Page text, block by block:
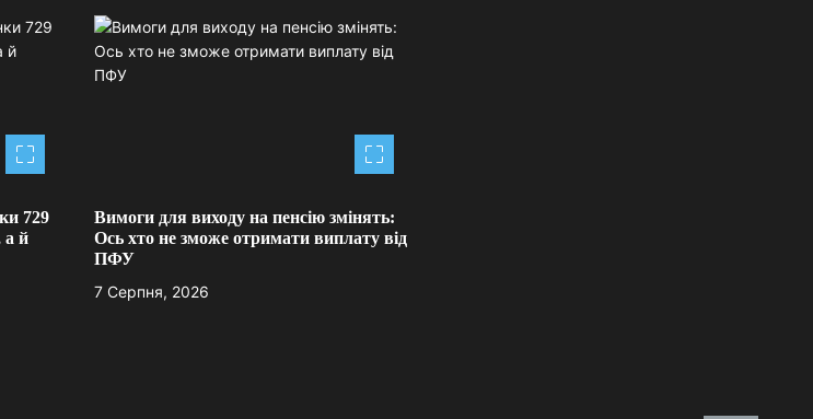
729
а й
Вимоги для виходу на пенсію змінять:
Ось хто не зможе отримати виплату від
ПФУ
7 Серпня, 2026